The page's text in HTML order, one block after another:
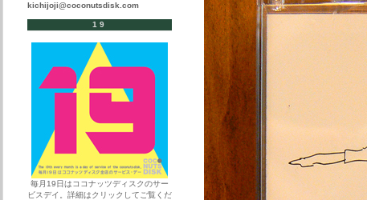
kichijoji@coconutsdisk.com
19
毎月19日はココナッツディスクのサー
ビスデイ。詳細はクリックしてご覧くだ